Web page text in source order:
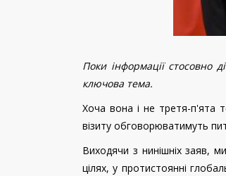
Поки інформації стосовно
ключова тема.
Хоча вона і не третя-п'ята
візиту обговорюватимуть
Виходячи з нинішніх заяв,
цілях, у протистоянні